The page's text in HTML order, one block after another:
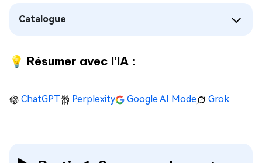
Catalogue
💡 Résumer avec l’IA :
ChatGPT Perplexity Google AI Mode Grok